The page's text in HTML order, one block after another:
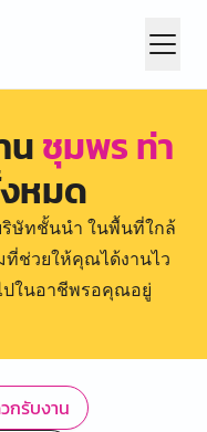
นชุมพร ท่า
หมด
ษัทชั้นนำ ในพื้นที่ใกล้
ช่วยให้คุณได้งานไว
ปในอาชีพรอคุณอยู่
กรับงาน